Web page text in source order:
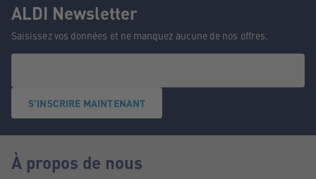
ALDI Newsletter
Saisissez vos données et ne manquez aucune de nos offres.
S'INSCRIRE MAINTENANT
À propos de nous